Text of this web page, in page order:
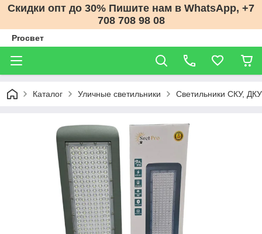
Скидки опт до 30% Пишите нам в WhatsApp, +7
708 708 98 08
Proсвет
Каталог Уличные светильники Светильники СКУ,